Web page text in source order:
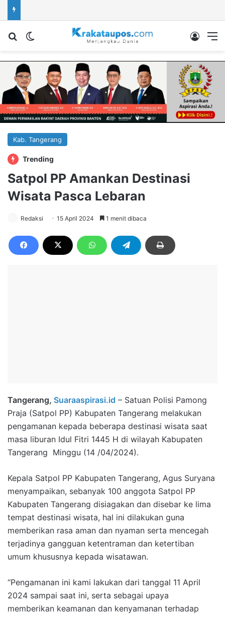
Cari berita...Switch skin Log In
Kab. Tangerang
Trending
Satpol PP Amankan Destinasi
Wisata Pasca Lebaran
Redaksi 15 April 2024 1 menit dibaca
Tangerang, Suaraaspirasi.id – Satuan Polisi Pamong
Praja (Satpol PP) Kabupaten Tangerang melakukan
pengamanan kepada beberapa destinasi wisata saat
masa liburan Idul Fitri 1445 H di wilayah Kabupaten
Tangerang Minggu (14 /04/2024).
Kepala Satpol PP Kabupaten Tangerang, Agus Suryana
menyampaikan, sebanyak 100 anggota Satpol PP
Kabupaten Tangerang disiagakan dan disebar ke lima
tempat destinasi wisata, hal ini dilakukan guna
memberikan rasa aman dan nyaman serta mencegah
terjadinya gangguan ketentraman dan ketertiban
umum khususnya kepada wisatawan.
“Pengamanan ini kami lakukan dari tanggal 11 April
2024 sampai saat ini, serta sebagai upaya
memberikan keamanan dan kenyamanan terhadap